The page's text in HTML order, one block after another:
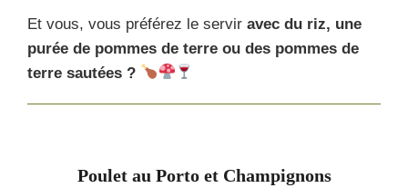
Et vous, vous préférez le servir avec du riz, une
purée de pommes de terre ou des pommes de
terre sautées ?
Poulet au Porto et Champignons